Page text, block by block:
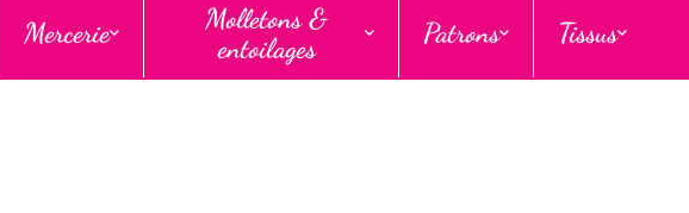
Mercerie
Molletons &
entoilages
Patrons Tissus